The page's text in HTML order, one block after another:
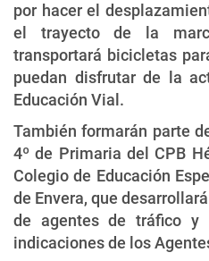
por hacer el
el trayecto de la
transportará bicicletas
puedan disfrutar de la
Educación Vial.
También formarán parte
4º de Primaria del CPB
Colegio de Educación
de Envera, que
de agentes de tráfico y
indicaciones de los